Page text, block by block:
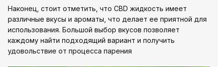
Наконец, стоит отметить, что CBD жидкость имеет
различные вкусы и ароматы, что делает ее приятной для
использования. Большой выбор вкусов позволяет
каждому найти подходящий вариант и получить
удовольствие от процесса парения